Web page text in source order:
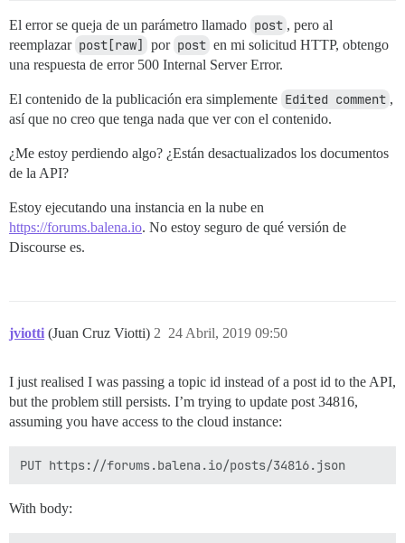
El error se queja de un parámetro llamado post , pero al
reemplazar post[raw] por post en mi solicitud HTTP, obtengo
una respuesta de error 500 Internal Server Error.
El contenido de la publicación era simplemente Edited comment ,
así que no creo que tenga nada que ver con el contenido.
¿Me estoy perdiendo algo? ¿Están desactualizados los documentos
de la API?
Estoy ejecutando una instancia en la nube en
https://forums.balena.io. No estoy seguro de qué versión de
Discourse es.
jviotti (Juan Cruz Viotti) 24 Abril, 2019 09:50
2
I just realised I was passing a topic id instead of a post id to the API,
but the problem still persists. I’m trying to update post 34816,
assuming you have access to the cloud instance:
With body: